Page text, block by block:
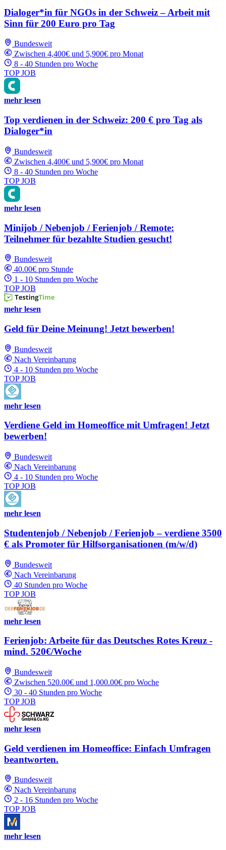
Dialoger*in für NGOs in der Schweiz – Arbeit mit
Sinn für 200 Euro pro Tag
Bundesweit
Zwischen 4,400€ und 5,900€ pro Monat
8 - 40 Stunden pro Woche
TOP JOB
mehr lesen
Top verdienen in der Schweiz: 200 € pro Tag als
Dialoger*in
Bundesweit
Zwischen 4,400€ und 5,900€ pro Monat
8 - 40 Stunden pro Woche
TOP JOB
mehr lesen
Minijob / Nebenjob / Ferienjob / Remote:
Teilnehmer für bezahlte Studien gesucht!
Bundesweit
40.00€ pro Stunde
1 - 10 Stunden pro Woche
TOP JOB
mehr lesen
Geld für Deine Meinung! Jetzt bewerben!
Bundesweit
Nach Vereinbarung
4 - 10 Stunden pro Woche
TOP JOB
mehr lesen
Verdiene Geld im Homeoffice mit Umfragen! Jetzt
bewerben!
Bundesweit
Nach Vereinbarung
4 - 10 Stunden pro Woche
TOP JOB
mehr lesen
Studentenjob / Nebenjob / Ferienjob – verdiene 3500
€ als Promoter für Hilfsorganisationen (m/w/d)
Bundesweit
Nach Vereinbarung
40 Stunden pro Woche
TOP JOB
mehr lesen
Ferienjob: Arbeite für das Deutsches Rotes Kreuz -
mind. 520€/Woche
Bundesweit
Zwischen 520.00€ und 1,000.00€ pro Woche
30 - 40 Stunden pro Woche
TOP JOB
mehr lesen
Geld verdienen im Homeoffice: Einfach Umfragen
beantworten.
Bundesweit
Nach Vereinbarung
2 - 16 Stunden pro Woche
TOP JOB
mehr lesen